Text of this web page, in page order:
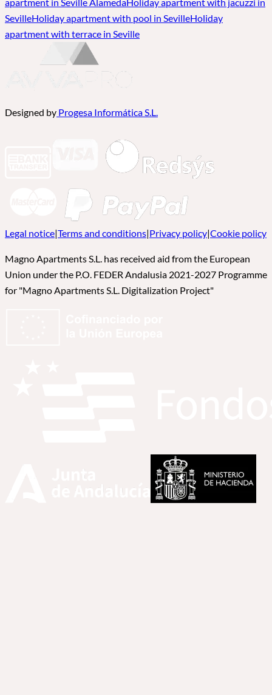
SevilleHoliday apartment with pool in SevilleHoliday
apartment with terrace in Seville
Designed by Progesa Informática S.L.
Legal notice|Terms and conditions|Privacy policy|Cookie policy
Magno Apartments S.L. has received aid from the European
Union under the P.O. FEDER Andalusia 2021-2027 Programme
for "Magno Apartments S.L. Digitalization Project"